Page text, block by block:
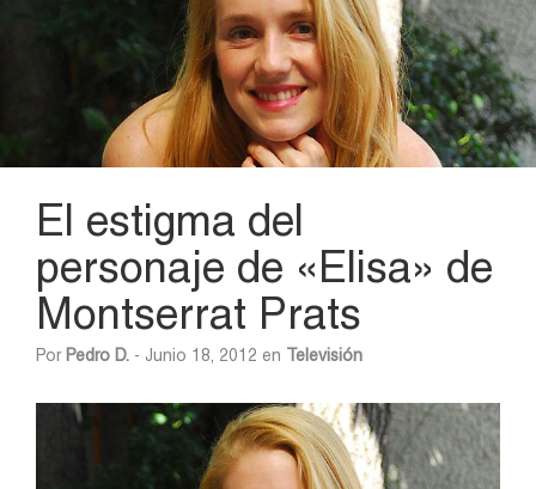
El estigma del
personaje de «Elisa» de
Montserrat Prats
Por Pedro D. - Junio 18, 2012 en Televisión